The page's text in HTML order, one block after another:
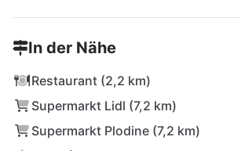
In der Nähe
Restaurant (2,2 km)
Supermarkt Lidl (7,2 km)
Supermarkt Plodine (7,2 km)